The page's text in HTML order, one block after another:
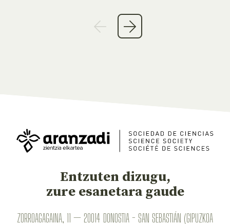
Entzuten dizugu,
zure esanetara gaude
ZORROAGAGAINA, 11 — 20014 DONOSTIA - SAN SEBASTIÁN (GIPUZKOA